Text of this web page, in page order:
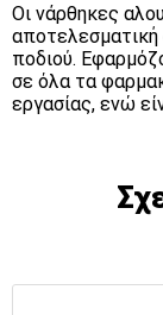
Οι νάρθηκες
αποτελεσματική
ποδιού.
σε όλα τα
εργασίας, ενώ